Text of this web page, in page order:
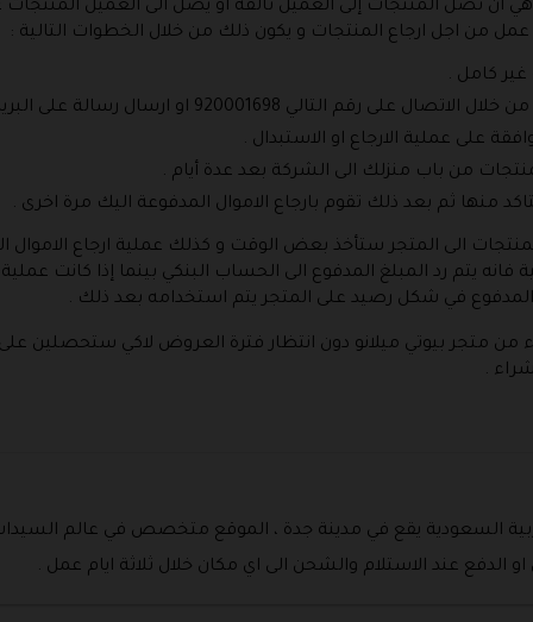
هي أن تصل المنتجات إلى العميل تالفة او يصل الى العميل
من اجل ارجاع المنتجات و يكون ذلك من خلال الخطوات التالية :
غير كامل .
رسالة على البريد الالكتروني من اجل طلب ارجاع المنتجات .
على عملية الارجاع او الاستبدال .
من باب منزلك الى الشركة بعد عدة أيام .
منها ثم بعد ذلك تقوم بارجاع الاموال المدفوعة اليك مرة اخرى .
الى المتجر ستأخذ بعض الوقت و كذلك عملية ارجاع
فانه يتم رد المبلغ المدفوع الى الحساب البنكي بينما إذا كانت
المدفوع في شكل رصيد على المتجر يتم استخدامه بعد ذلك .
من متجر بيوتي ميلانو دون انتظار فترة العروض لاكي ستحصلين
.
السعودية يقع في مدينة جدة ، الموقع متخصص في عالم
الدفع عند الاستلام والشحن الى اي مكان خلال ثلاثة ايام عمل .